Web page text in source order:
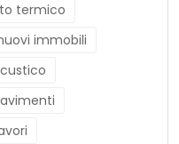
termico
immobili